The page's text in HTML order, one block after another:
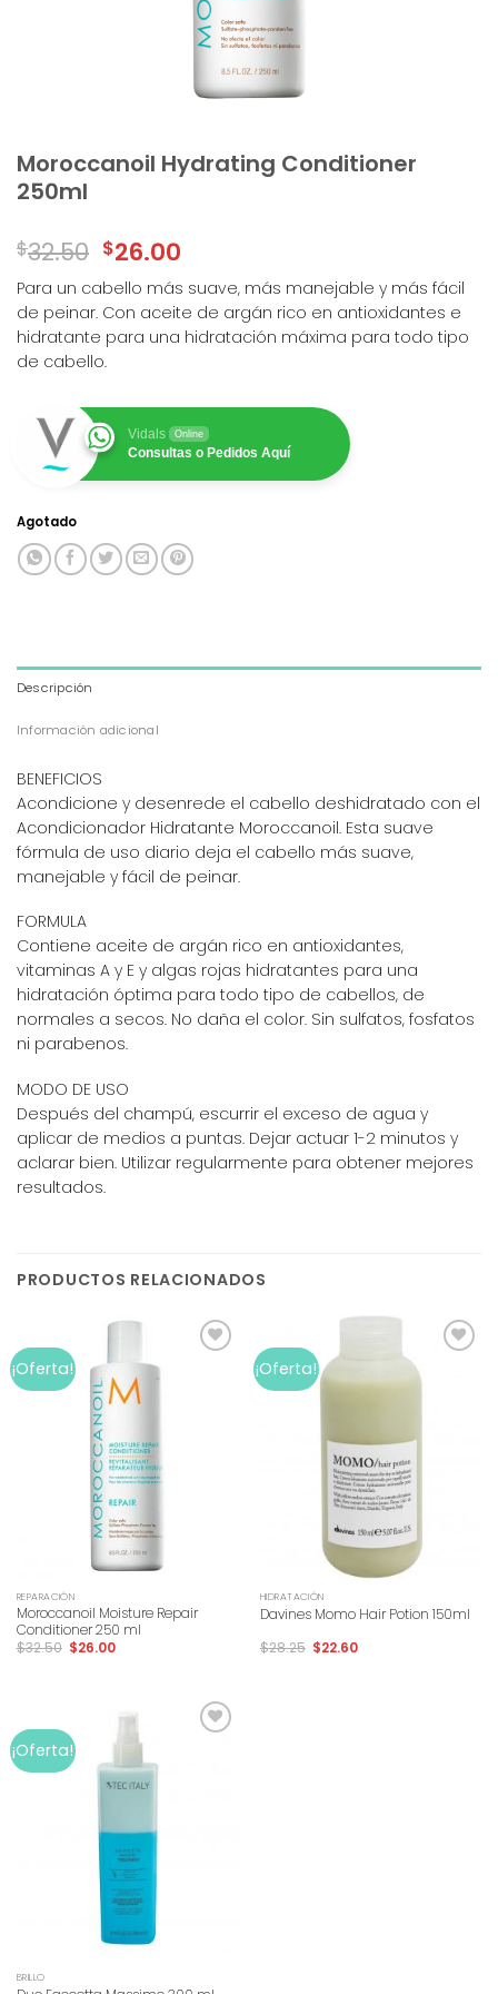
Moroccanoil Hydrating Conditioner
250ml
$32.50 $26.00
Para un cabello más suave, más manejable y más fácil
de peinar. Con aceite de argán rico en antioxidantes e
hidratante para una hidratación máxima para todo tipo
de cabello.
Vidals Online
Consultas o Pedidos Aquí
Agotado
Descripción
Información adicional
BENEFICIOS
Acondicione y desenrede el cabello deshidratado con el
Acondicionador Hidratante Moroccanoil. Esta suave
fórmula de uso diario deja el cabello más suave,
manejable y fácil de peinar.
FORMULA
Contiene aceite de argán rico en antioxidantes,
vitaminas A y E y algas rojas hidratantes para una
hidratación óptima para todo tipo de cabellos, de
normales a secos. No daña el color. Sin sulfatos, fosfatos
ni parabenos.
MODO DE USO
Después del champú, escurrir el exceso de agua y
aplicar de medios a puntas. Dejar actuar 1-2 minutos y
aclarar bien. Utilizar regularmente para obtener mejores
resultados.
PRODUCTOS RELACIONADOS
¡Oferta!
REPARACIÓN
Moroccanoil Moisture Repair
Conditioner 250 ml
$32.50 $26.00
¡Oferta!
HIDRATACIÓN
Davines Momo Hair Potion 150ml
$28.25 $22.60
¡Oferta!
BRILLO